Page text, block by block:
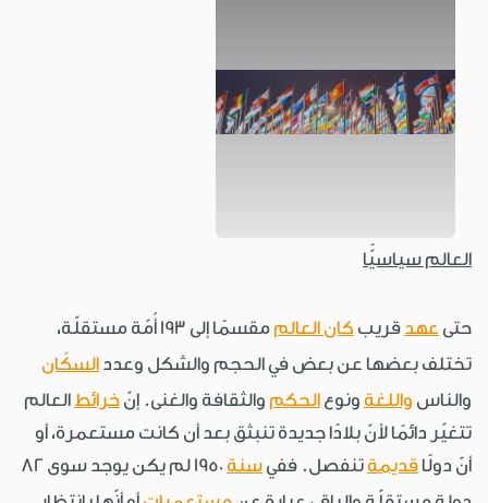
العالم سياسيًّا
حتى عهد قريب كان العالم
مقسمًا إلى 193 أُمّة مستقلّة،
تختلف بعضها عن بعض في الحجم والشكل وعدد السكّان
والناس واللغة ونوع الحكم والثقافة والغنى. إنّ خرائط العالم
تتغيّر دائمًا لأنّ بلادًا جديدة تنبثق بعد أن كانت مستعمرة، أو
أنّ دولًا قديمة تنفصل. ففي سنة
1950 لم يكن يوجد سوى 82